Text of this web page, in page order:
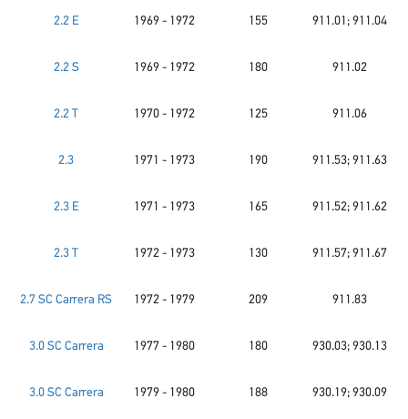
2.2 E 1969 - 1972 155 911.01; 911.04
2.2 S 1969 - 1972 180 911.02
2.2 T 1970 - 1972 125 911.06
2.3 1971 - 1973 190 911.53; 911.63
2.3 E 1971 - 1973 165 911.52; 911.62
2.3 T 1972 - 1973 130 911.57; 911.67
2.7 SC Carrera RS 1972 - 1979 209 911.83
3.0 SC Carrera 1977 - 1980 180 930.03; 930.13
3.0 SC Carrera 1979 - 1980 188 930.19; 930.09